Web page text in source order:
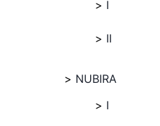
I
II
NUBIRA
I